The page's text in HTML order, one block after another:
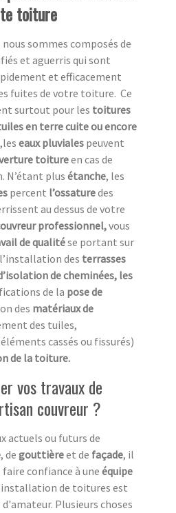
toiture
sommes composés de
et aguerris qui sont
et efficacement
fuites de votre toiture. Ce
surtout pour les toitures
en terre cuite ou encore
eaux pluviales peuvent
toitureen cas de
N’étant plus étanche, les
percent l’ossaturedes
au dessus de votre
professionnel,vous
de qualitése portant sur
des terrasses
de cheminées, les
de la pose de
des matériaux de
des tuiles,
cassés ou fissurés)
de la toiture.
vos travaux de
couvreur ?
actuels ou futurs de
, de gouttièreet de façade, il
confiance à une équipe
de toitures est
Plusieurs choses